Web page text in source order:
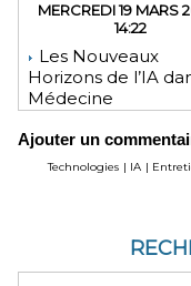
MERCREDI 19 MARS
14:22
Les Nouveaux
Horizons de l’IA
Médecine
Ajouter un
Technologies | IA |